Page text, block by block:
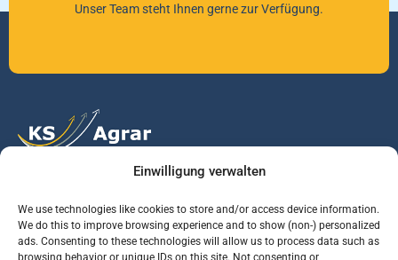
Einwilligung verwalten
We use technologies like cookies to store and/or access device information.
We do this to improve browsing experience and to show (non-) personalized
ads. Consenting to these technologies will allow us to process data such as
browsing behavior or unique IDs on this site. Not consenting or
Unser Team steht Ihnen gerne zur Verfügung.
Vertrauen Sie auf unsere Expertise im Agrarmarkt.
Services Jobs Informationen